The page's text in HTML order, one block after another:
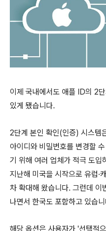
이제 국내에서도 애플 ID의 2
있게 됐습니다.
2단계 본인 확인(인증) 시스템
아이디와 비밀번호를 변경할
기 위해 여러 업체가 적극 도입
지난해 미국을 시작으로 유럽·
차 확대해 왔습니다. 그런데
나면서 한국도 포함하고 있습
해당 옵션은 사용자가 '선택적